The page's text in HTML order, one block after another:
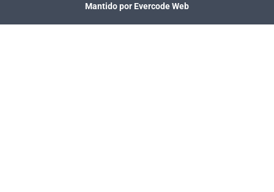
Mantido por Evercode Web